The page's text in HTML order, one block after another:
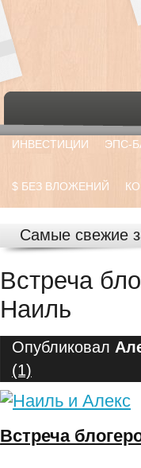
ИНВЕСТИЦИИ ЭПС-
$ БЕЗ ВЛОЖЕНИЙ
Самые свежие
Встреча
Наиль
Опубликовал
(1)
Встреча